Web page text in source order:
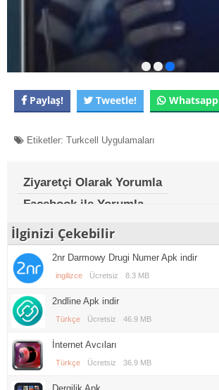
Paylaş! Tweetle! Whatsapp
Etiketler: Turkcell Uygulamaları
Ziyaretçi Olarak Yorumla
Facebook ile Yorumla
İlginizi Çekebilir
2nr Darmowy Drugi Numer Apk indir
ingilizce Ücretsiz 8.3 MB
2ndline Apk indir
Türkçe Ücretsiz 46.9 MB
İnternet Avcıları
Türkçe Ücretsiz 36.9 MB